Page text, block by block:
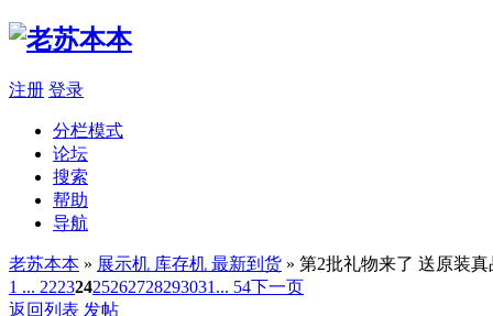
注册 登录
分栏模式
论坛
搜索
帮助
导航
老苏本本 » 展示机 库存机 最新到货 » 第2批礼物来了 送原装
1 ... 22232425262728293031 ... 54下一页
返回列表 发帖